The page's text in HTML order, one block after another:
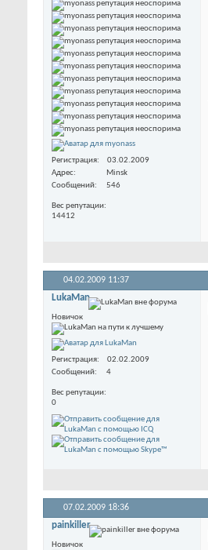
Регистрация
03.02.2009
Адрес
Minsk
Сообщений
546
Вес репутации
14412
04.02.2009 11:37
LukaMan
Новичок
Регистрация
02.02.2009
Сообщений
4
Вес репутации
0
07.02.2009 18:36
painkiller
Новичок